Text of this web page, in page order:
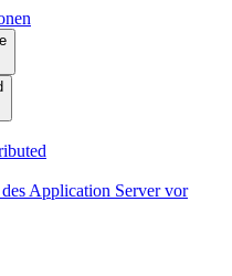
Application Server vor